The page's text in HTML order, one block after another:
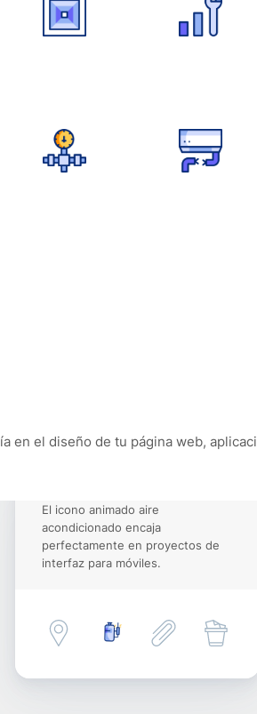
en el diseño de tu página web,
El icono animado aire
acondicionado encaja
perfectamente en proyectos de
interfaz para móviles.